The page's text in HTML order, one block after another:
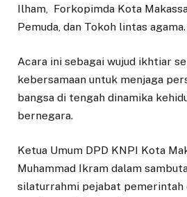
Ilham, Forkopimda Kota
Pemuda, dan Tokoh lintas agama.
Acara ini sebagai wujud ikhtiar
kebersamaan untuk menjaga
bangsa di tengah dinamika
bernegara.
Ketua Umum DPD KNPI Kota
Muhammad Ikram dalam
silaturrahmi pejabat pemerintah